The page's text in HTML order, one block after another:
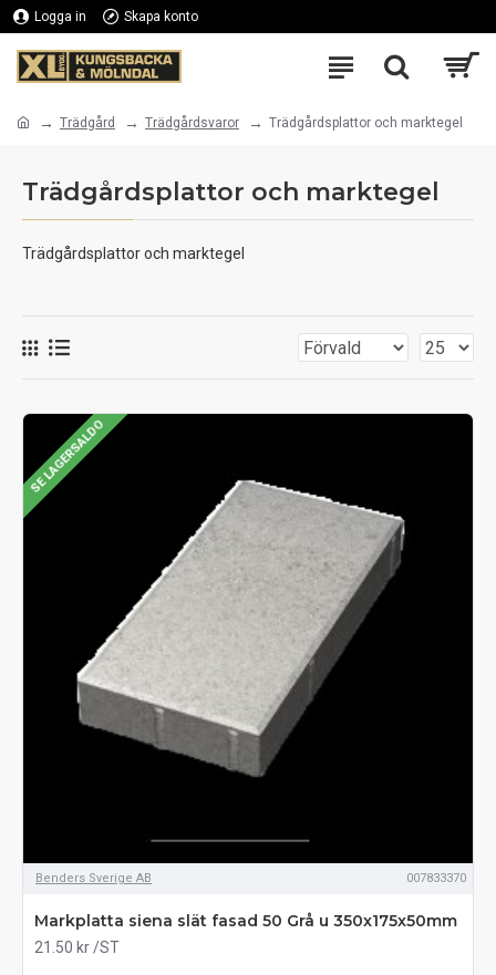
Logga in Skapa konto
Trädgård Trädgårdsvaror Trädgårdsplattor och marktegel
Trädgårdsplattor och marktegel
Trädgårdsplattor och marktegel
SE LAGERSALDO
Benders Sverige AB 007833370
Markplatta siena slät fasad 50 Grå u 350x175x50mm
21.50 kr /ST